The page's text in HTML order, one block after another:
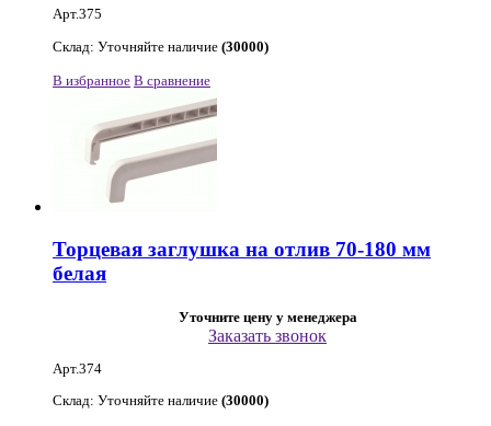
Арт.375
Склад: Уточняйте наличие (30000)
В избранное В сравнение
Торцевая заглушка на отлив 70-180 мм
белая
Уточните цену у менеджера
Заказать звонок
Арт.374
Склад: Уточняйте наличие (30000)